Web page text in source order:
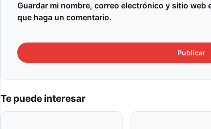
Guardar mi nombre, correo electrónico y sitio web
que haga un comentario.
Te puede interesar